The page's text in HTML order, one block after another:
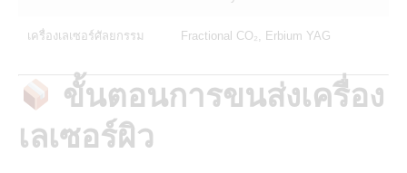
เครื่องเลเซอร์ศัลยกรรม Fractional CO₂, Erbium YAG
ขั้นตอนการขนส่งเครื่อง
เลเซอร์ผิว